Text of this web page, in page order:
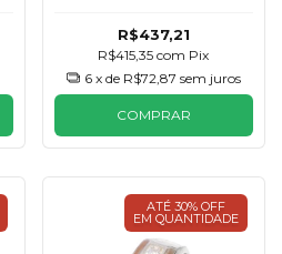
R$437,21
R$415,35com Pix
6 x de R$72,87 sem juros
COMPRAR
ATÉ 30% OFF
EM QUANTIDADE